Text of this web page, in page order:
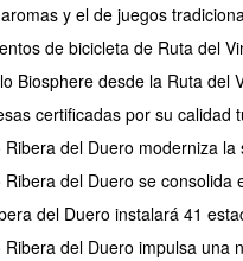
y el de juegos
de bicicleta de Ruta del
Biosphere desde la Ruta del
certificadas por su
Ribera del Duero moderniza
Ribera del Duero se
del Duero instalará 41
Ribera del Duero impulsa